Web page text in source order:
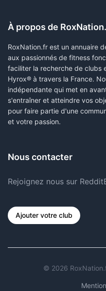
À propos de
RoxNation.fr est un annuaire
aux passionnés de fitness
faciliter la recherche de clubs
Hyrox® à travers la France.
indépendante qui met en
s'entraîner et atteindre vos
pour faire partie d'une
et votre passion.
Nous contacter
Rejoignez nous sur Reddit
Ajouter votre club
© 2026